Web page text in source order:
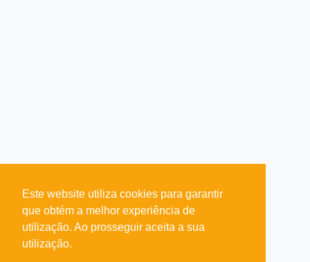
Este website utiliza cookies para garantir
que obtém a melhor experiência de
utilização. Ao prosseguir aceita a sua
utilização.